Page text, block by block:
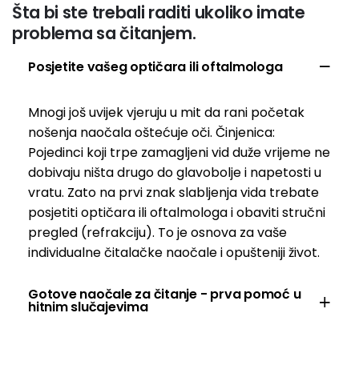
Šta bi ste trebali raditi ukoliko imate
problema sa čitanjem.
Posjetite vašeg optičara ili oftalmologa
Mnogi još uvijek vjeruju u mit da rani početak
nošenja naočala oštećuje oči. Činjenica:
Pojedinci koji trpe zamagljeni vid duže vrijeme ne
dobivaju ništa drugo do glavobolje i napetosti u
vratu. Zato na prvi znak slabljenja vida trebate
posjetiti optičara ili oftalmologa i obaviti stručni
pregled (refrakciju). To je osnova za vaše
individualne čitalačke naočale i opušteniji život.
Gotove naočale za čitanje - prva pomoć u
hitnim slučajevima